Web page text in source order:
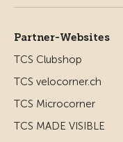
Partner-Websites
TCS Clubshop
TCS velocorner.ch
TCS Microcorner
TCS MADE VISIBLE